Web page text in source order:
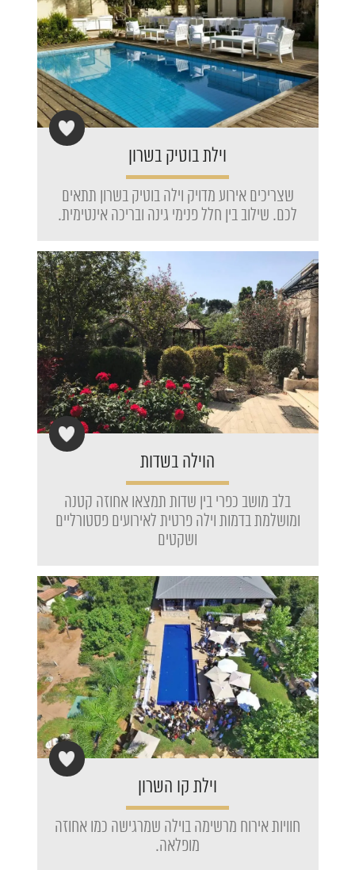
וילת בוטיק בשרון
שצריכים אירוע מדויק וילה בוטיק בשרון תתאים
לכם. שילוב בין חלל פנימי גינה ובריכה אינטימית.
הוילה בשדות
בלב מושב כפרי בין שדות תמצאו אחוזה קטנה
ומושלמת בדמות וילה פרטית לאירועים פסטורליים
ושקטים
וילת קו השרון
חוויות אירוח מרשימה בוילה שמרגישה כמו אחוזה
מופלאה.